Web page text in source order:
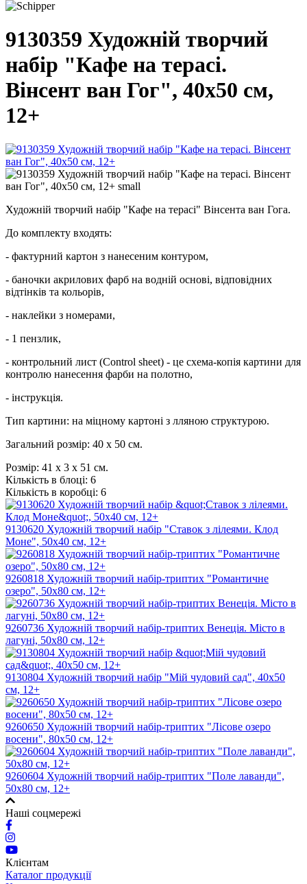
9130359 Художній творчий
набір "Кафе на терасі.
Вінсент ван Гог", 40х50 см,
12+
Художній творчий набір "Кафе на терасі" Вінсента ван Гога.
До комплекту входять:
- фактурний картон з нанесеним контуром,
- баночки акрилових фарб на водній основі, відповідних
відтінків та кольорів,
- наклейки з номерами,
- 1 пензлик,
- контрольний лист (Control sheet) - це схема-копія картини для
контролю нанесення фарби на полотно,
- інструкція.
Тип картини: на міцному картоні з лляною структурою.
Загальний розмір: 40 х 50 см.
Розмір: 41 х 3 х 51 см.
Кількість в блоці: 6
Кількість в коробці: 6
9130620 Художній творчий набір "Ставок з лілеями. Клод
Моне", 50х40 см, 12+
9260818 Художній творчий набір-триптих "Романтичне
озеро", 50х80 см, 12+
9260736 Художній творчий набір-триптих Венеція. Місто в
лагуні, 50х80 см, 12+
9130804 Художній творчий набір "Мій чудовий сад", 40х50
см, 12+
9260650 Художній творчий набір-триптих "Лісове озеро
восени", 80х50 см, 12+
9260604 Художній творчий набір-триптих "Поле лаванди",
50х80 см, 12+
Наші соцмережі
Клієнтам
Каталог продукції